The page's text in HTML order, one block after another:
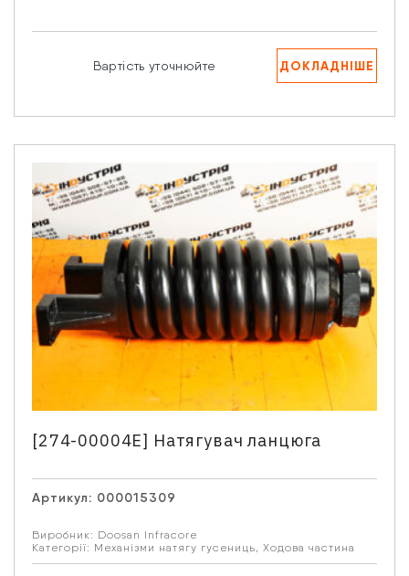
Вартість уточнюйте ДОКЛАДНІШЕ
[274-00004E] Натягувач ланцюга
Артикул: 000015309
Виробник: Doosan Infracore
Категорії: Механізми натягу гусениць, Ходова частина
Зв'язатися з нами
Відділ продажу запасних частин
Телефон*
Email